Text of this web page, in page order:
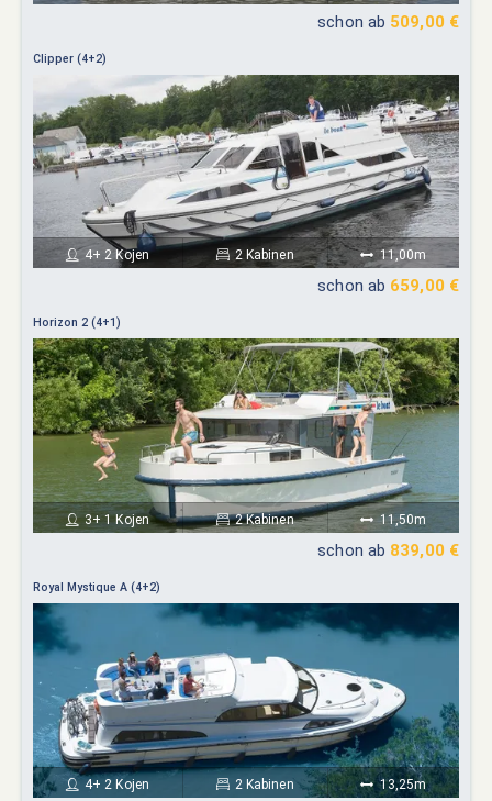
schon ab 509,00 €
Clipper (4+2)
4+ 2 Kojen 2 Kabinen 11,00m
schon ab 659,00 €
Horizon 2 (4+1)
3+ 1 Kojen 2 Kabinen 11,50m
schon ab 839,00 €
Royal Mystique A (4+2)
4+ 2 Kojen 2 Kabinen 13,25m